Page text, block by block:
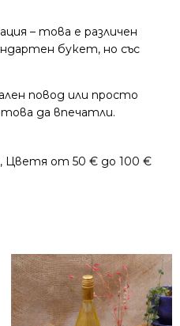
– това е различен
букет, но със
повод или просто
да впечатли.
, Цветя от 50 € до 100 €